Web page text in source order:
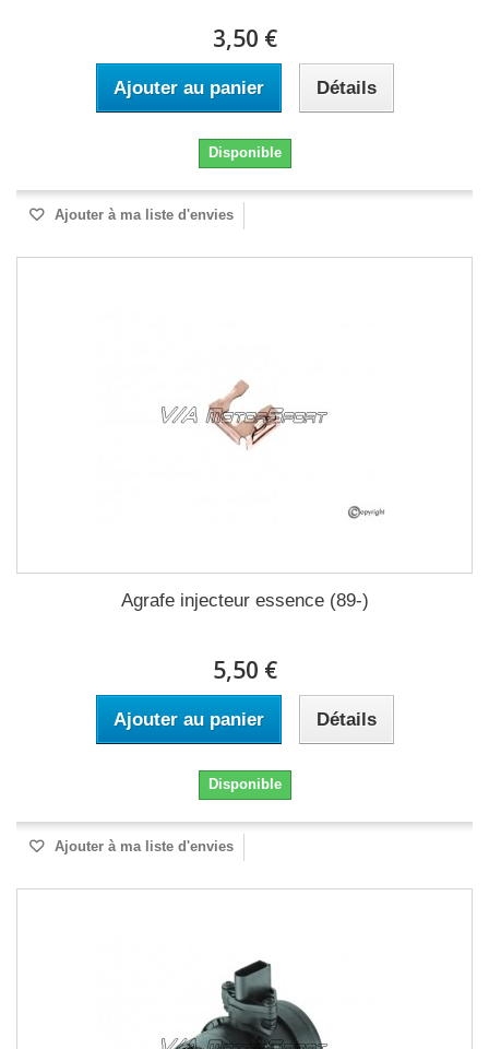
3,50 €
Ajouter au panier Détails
Disponible
Ajouter à ma liste d'envies
Agrafe injecteur essence (89-)
5,50 €
Ajouter au panier Détails
Disponible
Ajouter à ma liste d'envies